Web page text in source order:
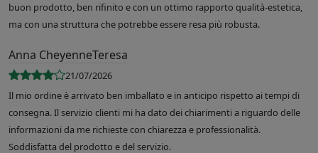
buon prodotto, ben rifinito e con un ottimo rapporto qualità-estetica,
ma con una struttura che potrebbe essere resa più robusta.
Anna CheyenneTeresa
21/07/2026
Il mio ordine è arrivato ben imballato e in anticipo rispetto ai tempi di
consegna. Il servizio clienti mi ha dato dei chiarimenti a riguardo delle
informazioni da me richieste con chiarezza e professionalità.
Soddisfatta del prodotto e del servizio.